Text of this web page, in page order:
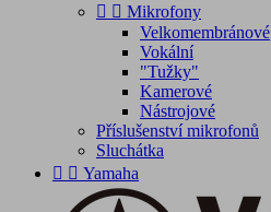
  Mikrofony
Velkomembránové
Vokální
"Tužky"
Kamerové
Nástrojové
Příslušenství mikrofonů
Sluchátka
  Yamaha